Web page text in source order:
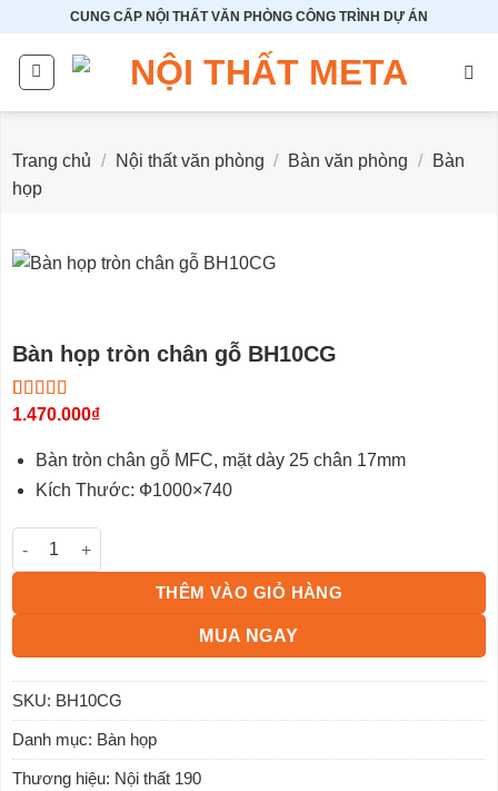
dung
CUNG CẤP NỘI THẤT VĂN PHÒNG CÔNG TRÌNH DỰ ÁN
Trang chủ / Nội thất văn phòng / Bàn văn phòng /
Bàn
họp
Bàn họp tròn chân gỗ BH10CG
4.75trên 5
4
đánh giá
1.470.000₫
Bàn tròn chân gỗ MFC, mặt dày 25 chân 17mm
Kích Thước: Ф1000×740
Bàn họp tròn chân gỗ BH10CG số lượng
THÊM VÀO GIỎ HÀNG
MUA NGAY
SKU: BH10CG
Danh mục: Bàn họp
Thương hiệu: Nội thất 190